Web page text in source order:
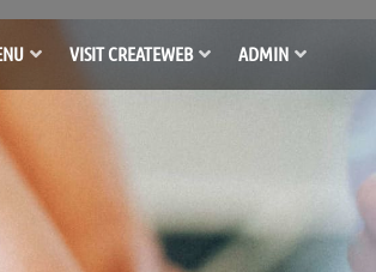
VISIT CREATEWEB ADMIN